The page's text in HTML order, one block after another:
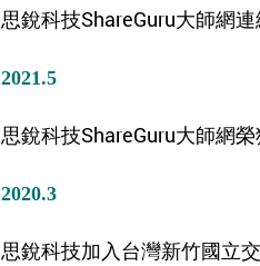
思銳科技ShareGuru大師網
2021.5
思銳科技ShareGuru大師網
2020.3
思銳科技加入台灣新竹國立